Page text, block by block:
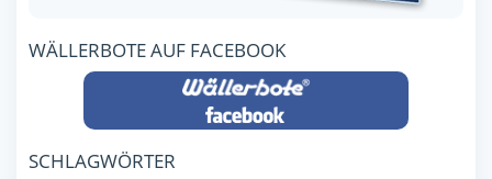
WÄLLERBOTE AUF FACEBOOK
SCHLAGWÖRTER